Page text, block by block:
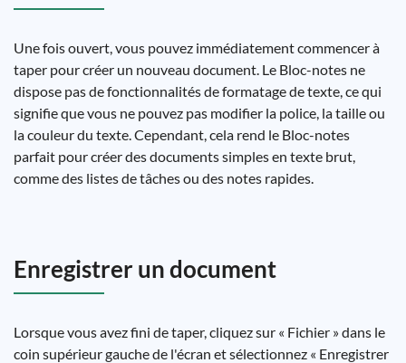
Une fois ouvert, vous pouvez immédiatement commencer à
taper pour créer un nouveau document. Le Bloc-notes ne
dispose pas de fonctionnalités de formatage de texte, ce qui
signifie que vous ne pouvez pas modifier la police, la taille ou
la couleur du texte. Cependant, cela rend le Bloc-notes
parfait pour créer des documents simples en texte brut,
comme des listes de tâches ou des notes rapides.
Enregistrer un document
Lorsque vous avez fini de taper, cliquez sur « Fichier » dans le
coin supérieur gauche de l'écran et sélectionnez « Enregistrer